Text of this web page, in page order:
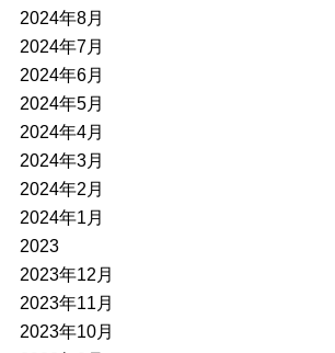
2024年8月
2024年7月
2024年6月
2024年5月
2024年4月
2024年3月
2024年2月
2024年1月
2023
2023年12月
2023年11月
2023年10月